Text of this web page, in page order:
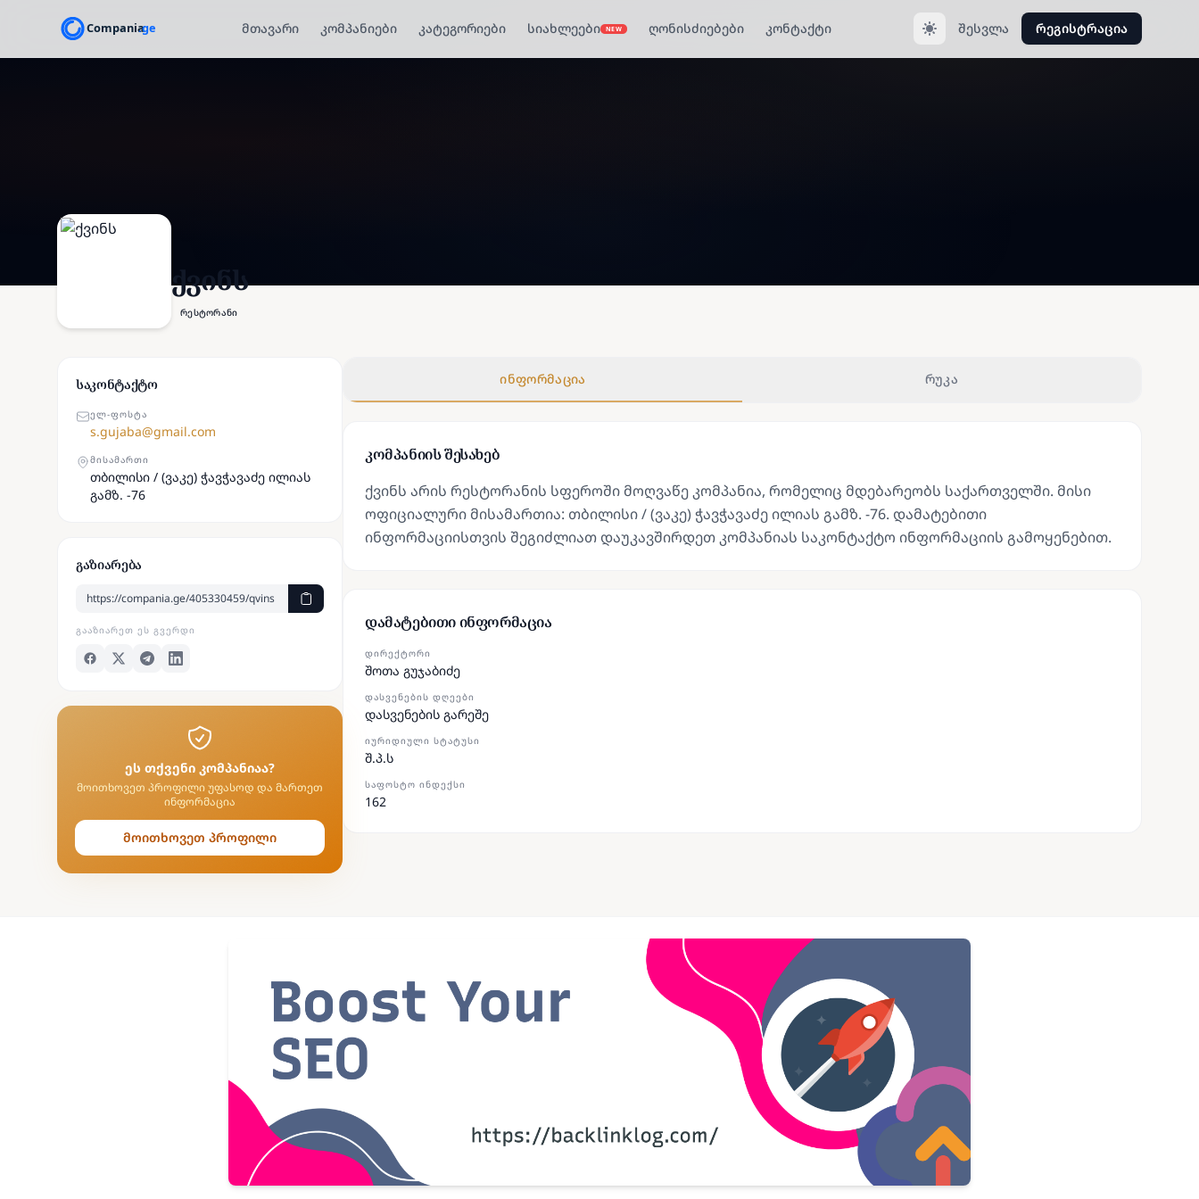
მთავარი კომპანიები კატეგორიები სიახლეები NEW ღონისძიებები კონტაქტი შესვლა რეგისტრაცია
ქვინს
რესტორანი
საკონტაქტო
ᲔᲚ-ᲤᲝᲡᲢᲐ
s.gujaba@gmail.com
ᲛᲘᲡᲐᲛᲐᲠᲗᲘ
თბილისი / (ვაკე) ჭავჭავაძე ილიას
გამზ. -76
გაზიარება
ᲒᲐᲐᲖᲘᲐᲠᲔᲗ ᲔᲡ ᲒᲕᲔᲠᲓᲘ
ეს თქვენი კომპანიაა?
მოითხოვეთ პროფილი უფასოდ და მართეთ
ინფორმაცია
მოითხოვეთ პროფილი
ინფორმაცია რუკა
კომპანიის შესახებ
ქვინს არის რესტორანის სფეროში მოღვაწე კომპანია, რომელიც მდებარეობს საქართველში. მისი
ოფიციალური მისამართია: თბილისი / (ვაკე) ჭავჭავაძე ილიას გამზ. -76. დამატებითი
ინფორმაციისთვის შეგიძლიათ დაუკავშირდეთ კომპანიას საკონტაქტო ინფორმაციის გამოყენებით.
დამატებითი ინფორმაცია
ᲓᲘᲠᲔᲥᲢᲝᲠᲘ
შოთა გუჯაბიძე
ᲓᲐᲡᲕᲔᲜᲔᲑᲘᲡ ᲓᲦᲔᲔᲑᲘ
დასვენების გარეშე
ᲘᲣᲠᲘᲓᲘᲣᲚᲘ ᲡᲢᲐᲢᲣᲡᲘ
შ.პ.ს
ᲡᲐᲤᲝᲡᲢᲝ ᲘᲜᲓᲔᲥᲡᲘ
162